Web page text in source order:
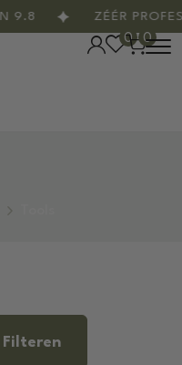
ZÉÉR
0 0
Filteren